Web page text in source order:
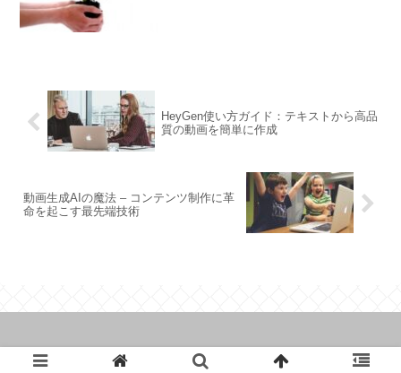
HeyGen使い方ガイド：テキストから高品
質の動画を簡単に作成
動画生成AIの魔法 – コンテンツ制作に革
命を起こす最先端技術
Copyright © 2023 AIキャッチ All Rights Reserved.